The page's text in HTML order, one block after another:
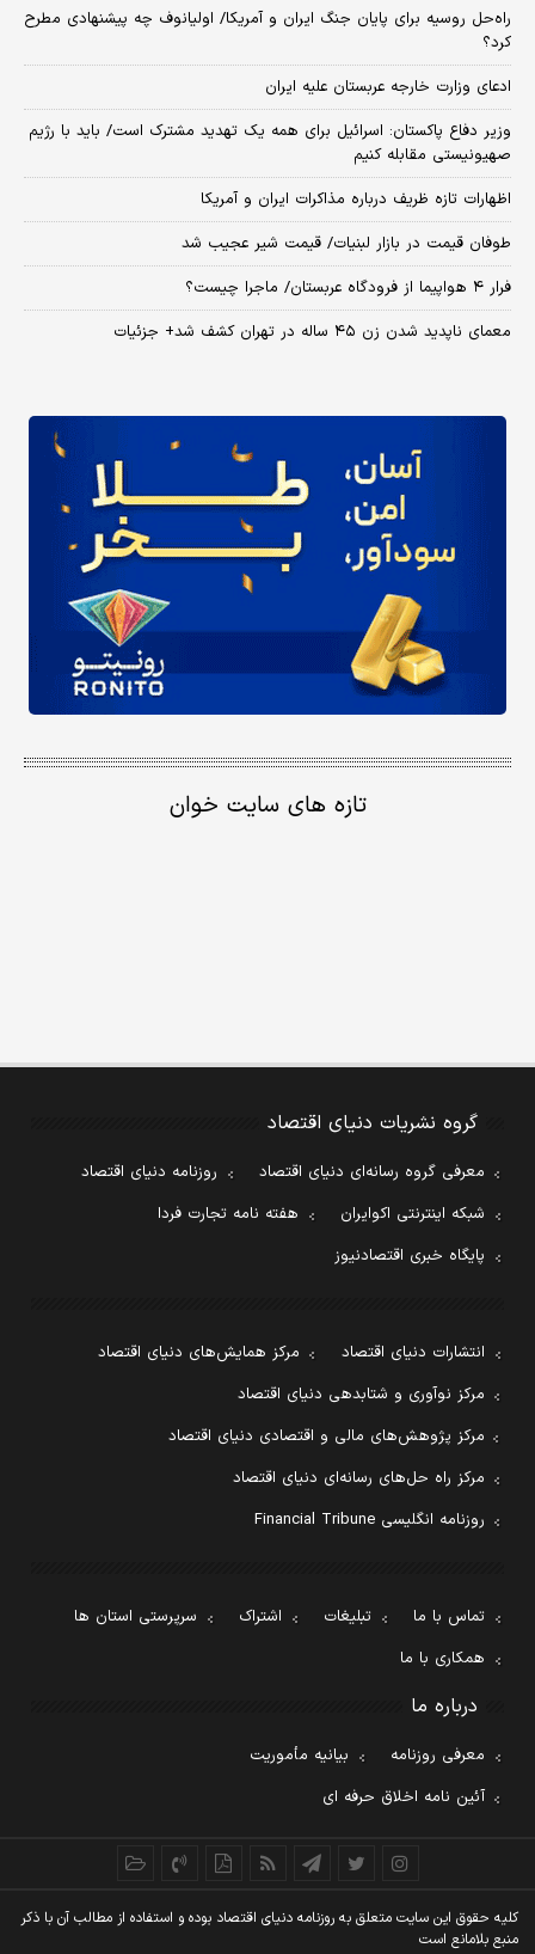
راه‌حل روسیه برای پایان جنگ ایران و آمریکا/ اولیانوف چه پیشنهادی مطرح
کرد؟
ادعای وزارت خارجه عربستان علیه ایران
وزیر دفاع پاکستان: اسرائیل برای همه یک تهدید مشترک است/ باید با رژیم
صهیونیستی مقابله کنیم
اظهارات تازه ظریف درباره مذاکرات ایران و آمریکا
طوفان قیمت در بازار لبنیات/ قیمت شیر عجیب شد
فرار ۴ هواپیما از فرودگاه عربستان/ ماجرا چیست؟
معمای ناپدید شدن زن ۴۵ ساله در تهران کشف شد+ جزئیات
تازه های سایت خوان
گروه نشریات دنیای اقتصاد
معرفی گروه رسانه‌ای دنیای اقتصاد
روزنامه دنیای اقتصاد
شبکه اینترنتی اکوایران
هفته نامه تجارت فردا
پایگاه خبری اقتصادنیوز
انتشارات دنیای اقتصاد
مرکز همایش‌های دنیای اقتصاد
مرکز نوآوری و شتابدهی دنیای اقتصاد
مرکز پژوهش‌های مالی و اقتصادی دنیای اقتصاد
مرکز راه حل‌های رسانه‌ای دنیای اقتصاد
روزنامه انگلیسی Financial Tribune
تماس با ما تبلیغات اشتراک
سرپرستی استان ها
همکاری با ما
درباره ما
معرفی روزنامه
بیانیه مأموریت
آئین نامه اخلاق حرفه ای
کليه حقوق اين سايت متعلق به روزنامه دنيای اقتصاد بوده و استفاده از مطالب آن با ذکر
منبع بلامانع است